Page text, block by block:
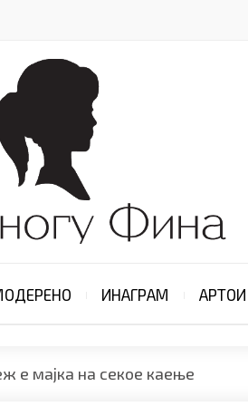
ИНАГРАМ АРТОИ
е мајка на секое каење